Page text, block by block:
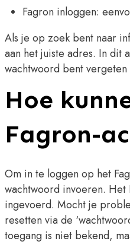
Fagron inloggen:
Als je op zoek bent naar
aan het juiste adres. In dit
wachtwoord bent
Hoe
Fagron-
Om in te loggen op het
wachtwoord invoeren.
ingevoerd. Mocht je
resetten via de
toegang is niet bekend,